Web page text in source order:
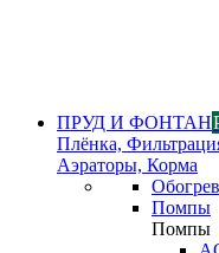
ПРУД И ФОНТАН
Плёнка,
Аэраторы, Корма
Помпы
Помпы